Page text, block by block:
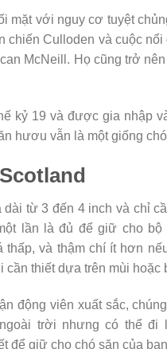
mặt với nguy cơ tuyệt
chiến Culloden và cuộc
McNeill. Họ cũng trở
kỷ 19 và được gia nhập
hươu vẫn là một giống
từ 3 đến 4 inch và chỉ
lần là đủ để giữ cho
và thậm chí ít hơn
thiết dựa trên mùi hoặc
động viên xuất sắc,
trời nhưng có thể đi
để giữ cho chó săn của